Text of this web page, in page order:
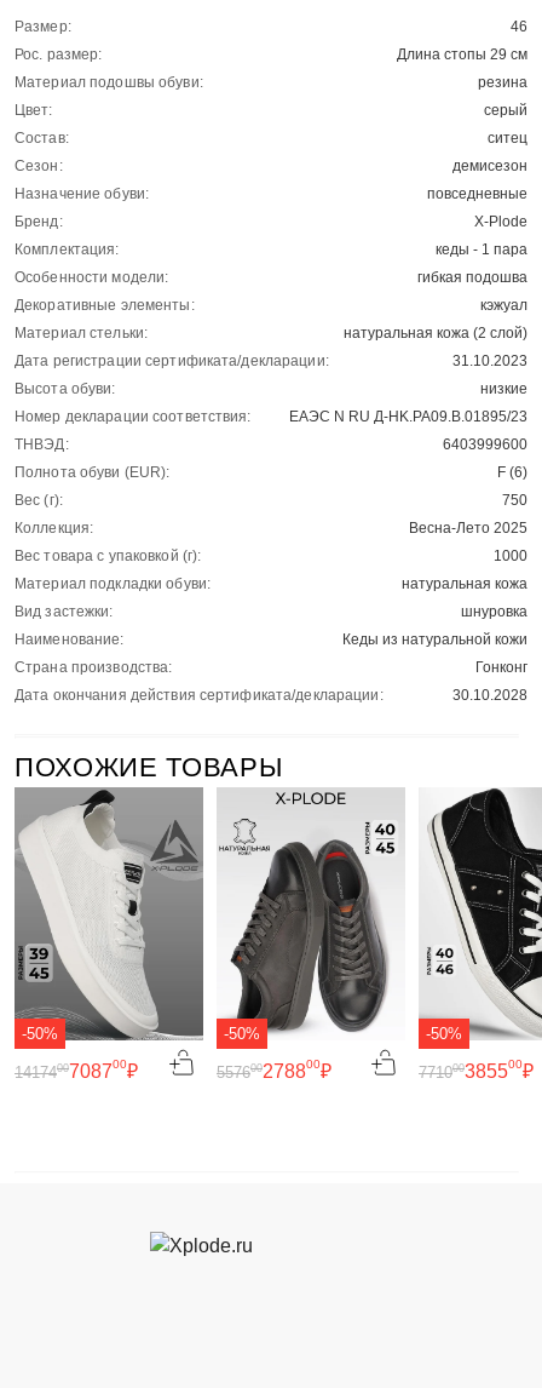
Размер:
46
Рос. размер:
Длина стопы 29 см
Материал подошвы обуви:
резина
Цвет:
серый
Состав:
ситец
Сезон:
демисезон
Назначение обуви:
повседневные
Бренд:
X-Plode
Комплектация:
кеды - 1 пара
Особенности модели:
гибкая подошва
Декоративные элементы:
кэжуал
Материал стельки:
натуральная кожа (2 слой)
Дата регистрации сертификата/декларации:
31.10.2023
Высота обуви:
низкие
Номер декларации соответствия:
ЕАЭС N RU Д-HK.РА09.В.01895/23
ТНВЭД:
6403999600
Полнота обуви (EUR):
F (6)
Вес (г):
750
Коллекция:
Весна-Лето 2025
Вес товара с упаковкой (г):
1000
Материал подкладки обуви:
натуральная кожа
Вид застежки:
шнуровка
Наименование:
Кеды из натуральной кожи
Страна производства:
Гонконг
Дата окончания действия сертификата/декларации:
30.10.2028
ПОХОЖИЕ ТОВАРЫ
-50%
708700₽
1417400
-50%
278800₽
557600
-50%
385500₽
771000